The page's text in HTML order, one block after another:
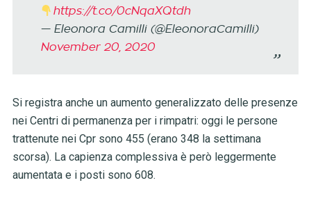
https://t.co/0cNqaXQtdh
— Eleonora Camilli (@EleonoraCamilli)
November 20, 2020
Si registra anche un aumento generalizzato delle presenze
nei Centri di permanenza per i rimpatri: oggi le persone
trattenute nei Cpr sono 455 (erano 348 la settimana
scorsa). La capienza complessiva è però leggermente
aumentata e i posti sono 608.